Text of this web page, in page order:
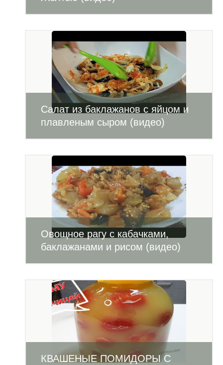
Салат из баклажанов с яйцом и
плавленым сыром (видео)
Овощное рагу с кабачками,
баклажанами и рисом (видео)
КВАШЕНЫЕ ПОМИДОРЫ С